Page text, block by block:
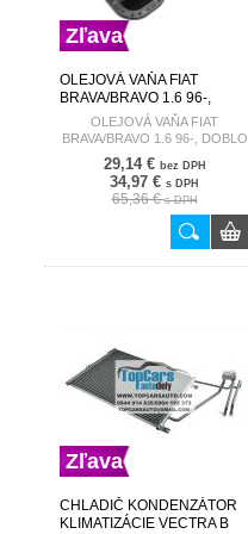
Zľava
OLEJOVÁ VAŇA FIAT
BRAVA/BRAVO 1.6 96-,
DOBLO 1.6 01-, STILO 1.6
01-, MULTIPLA 1.6 99-
OLEJOVÁ VAŇA FIAT
BRAVA/BRAVO 1.6 96-, DOBLO
1.6 01-, STILO 1.6 01-,
MULTIPLA 1.6 99- 46764098
29,14 € bez DPH
34,97 € s DPH
65,36 €s DPH
Zľava
CHLADIČ KONDENZÁTOR
KLIMATIZÁCIE VECTRA B